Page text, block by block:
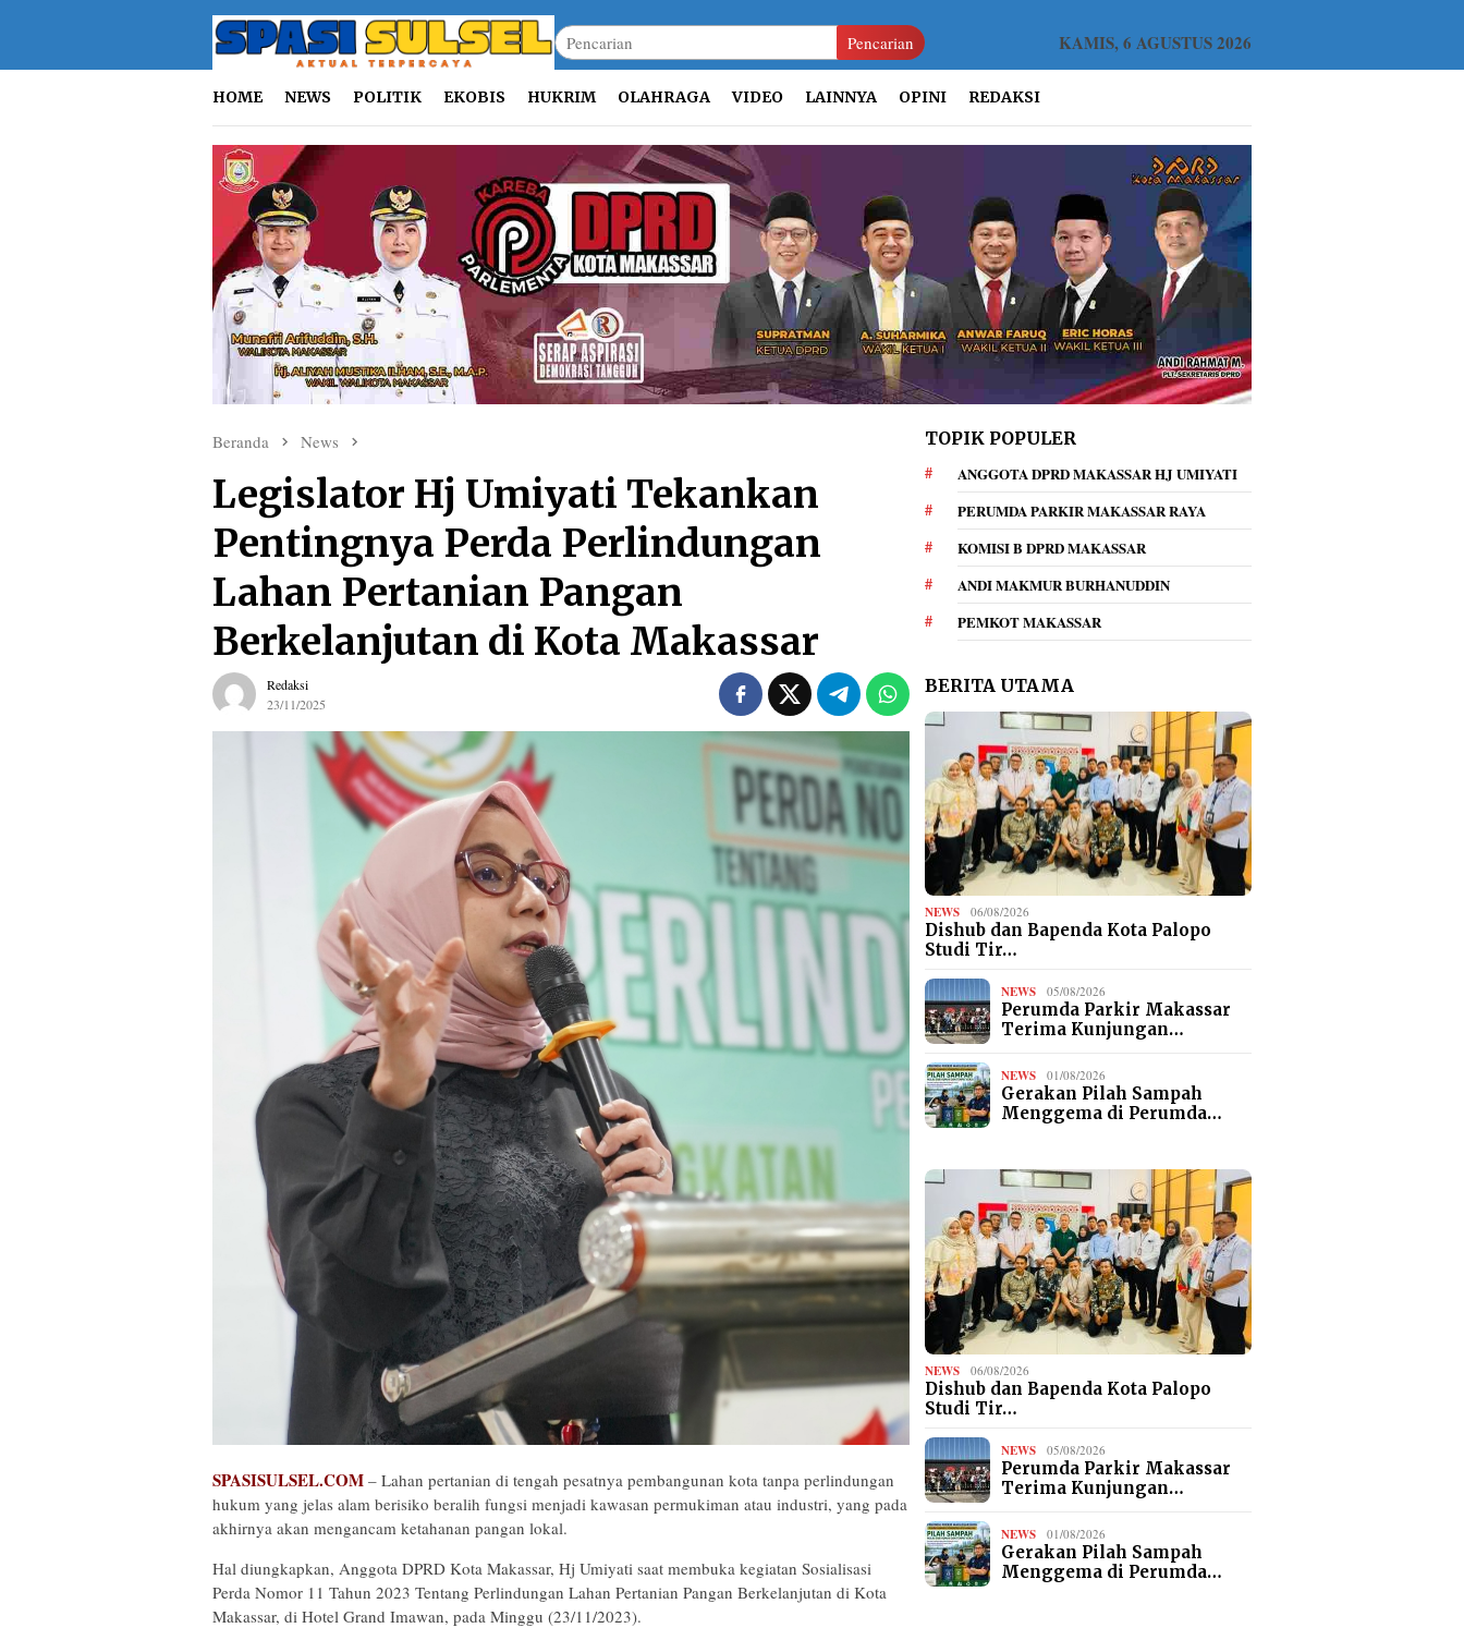
Pencarian KAMIS, 6 AGUSTUS 2026
HOME NEWS POLITIK EKOBIS HUKRIM OLAHRAGA VIDEO LAINNYA OPINI REDAKSI
Beranda News
Legislator Hj Umiyati Tekankan
Pentingnya Perda Perlindungan
Lahan Pertanian Pangan
Berkelanjutan di Kota Makassar
Redaksi
23/11/2025
SPASISULSEL.COM – Lahan pertanian di tengah pesatnya pembangunan kota tanpa perlindungan
hukum yang jelas alam berisiko beralih fungsi menjadi kawasan permukiman atau industri, yang pada
akhirnya akan mengancam ketahanan pangan lokal.
Hal diungkapkan, Anggota DPRD Kota Makassar, Hj Umiyati saat membuka kegiatan Sosialisasi
Perda Nomor 11 Tahun 2023 Tentang Perlindungan Lahan Pertanian Pangan Berkelanjutan di Kota
Makassar, di Hotel Grand Imawan, pada Minggu (23/11/2023).
TOPIK POPULER
ANGGOTA DPRD MAKASSAR HJ UMIYATI
PERUMDA PARKIR MAKASSAR RAYA
KOMISI B DPRD MAKASSAR
ANDI MAKMUR BURHANUDDIN
PEMKOT MAKASSAR
BERITA UTAMA
NEWS 06/08/2026
Dishub dan Bapenda Kota Palopo
Studi Tir…
NEWS 05/08/2026
Perumda Parkir Makassar
Terima Kunjungan…
NEWS 01/08/2026
Gerakan Pilah Sampah
Menggema di Perumda…
NEWS 06/08/2026
Dishub dan Bapenda Kota Palopo
Studi Tir…
NEWS 05/08/2026
Perumda Parkir Makassar
Terima Kunjungan…
NEWS 01/08/2026
Gerakan Pilah Sampah
Menggema di Perumda…